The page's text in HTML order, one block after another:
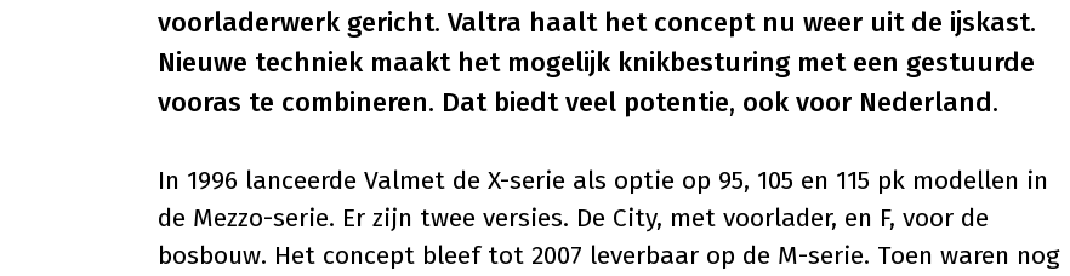
voorladerwerk gericht. Valtra haalt het concept nu weer uit de ijskast.
Nieuwe techniek maakt het mogelijk knikbesturing met een gestuurde
vooras te combineren. Dat biedt veel potentie, ook voor Nederland.
In 1996 lanceerde Valmet de X-serie als optie op 95, 105 en 115 pk modellen in
de Mezzo-serie. Er zijn twee versies. De City, met voorlader, en F, voor de
bosbouw. Het concept bleef tot 2007 leverbaar op de M-serie. Toen waren nog